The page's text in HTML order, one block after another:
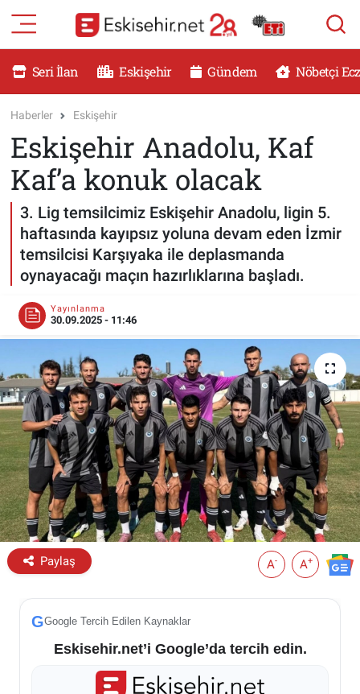
Seri İlan Eskişehir Gündem Nöbetçi
Haberler Eskişehir
Eskişehir Anadolu, Kaf
Kaf’a konuk olacak
3. Lig temsilcimiz Eskişehir Anadolu, ligin 5.
haftasında kayıpsız yoluna devam eden İzmir
temsilcisi Karşıyaka ile deplasmanda
oynayacağı maçın hazırlıklarına başladı.
Yayınlanma
30.09.2025 - 11:46
Paylaş A- A+
GGoogle Tercih Edilen Kaynaklar
Eskisehir.net’i Google’da tercih edin.
RESMİ İLANLAR
DÜNYA
SAĞLIK
MAGAZİN
TEKNOLOJİ
ESKİŞEHİR NÖBETÇİ ECZANELER
Eskişehir Haber İçerikleri
Eskişehir Hava Durumu
Eskişehir Tramvay Saatleri
Eskişehir Otobüs Saatleri
Eskişehir Nöbetçi Eczaneler
Eskişehir Namaz Vakitleri
Eskişehir Trafik Yoğunluk Haritası
Süper Lig Puan Durumu ve Fikstür
Tüm Manşetler
Son Dakika Haberleri